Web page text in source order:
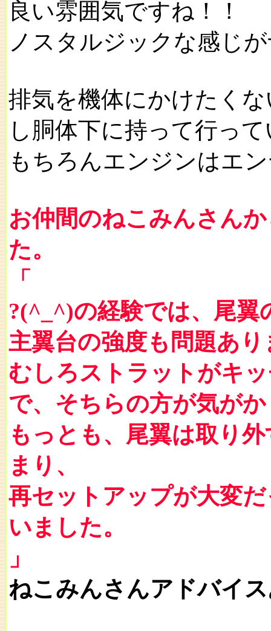
良い雰囲気ですね！！
ノスタルジックな感じ
排気を機体にかけたく
し胴体下に持って行っ
もちろんエンジンはエ
お仲間のねこみんさん
た。
「
?(^_^)の経験では、尾翼
主翼台の強度も問題あ
むしろストラットがキ
で、そちらの方が気が
もっとも、尾翼は取り
まり、
再セットアップが大変
いました。
」
ねこみんさんアドバイ